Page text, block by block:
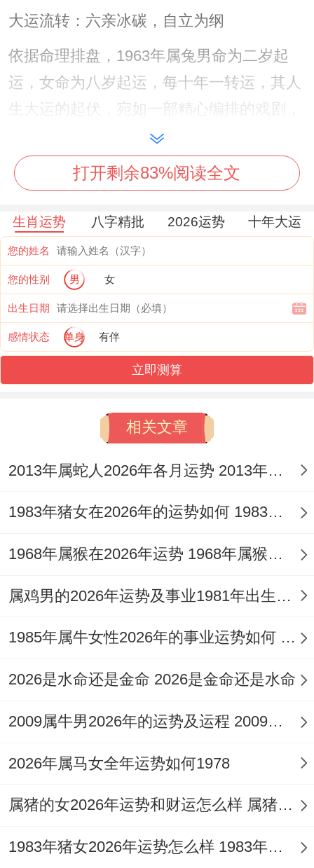
大运流转：六亲冰碳，自立为纲
依据命理排盘，1963年属兔男命为二岁起
运，女命为八岁起运，每十年一转运，其人
生大运的起伏，宛如一部精心编排的戏剧，
充斥了关键的转折点。
早年行运，若逢「比劫」旺盛之运，则兄弟
事，正所谓「六亲冰碳」，需早早培养自立
自主之精神。
中年时期，步入「财官」大运，此为人生发
力之黄金阶段，事业上机遇与压力并存，财
星透出，但亦需防「财多身弱」不胜其负，
或「伤官见官」引来是非官非。
晚辈福荫，生活恬淡，精神世界丰盈；若行
之失作用清誉。
通观全局，其一生财运与事业成就，极大程
度上取决于中年大运能否补足命局所缺之
与与谐。
2026年健康运势详细分析
构成「破太岁」之局，太岁午火与生肖卯木
存在「卯午相破」的关系，这是一种隐性
天干丙火为阳火，猛烈如太阳，直接冲克命
打开剩余83%阅读全文
生肖运势 八字精批 2026运势 十年大运
您的姓名
您的性别 男 女
出生日期
感情状态 单身 有伴
立即测算
相关文章
2013年属蛇人2026年各月运势 2013年属蛇人2026年学业如何
1983年猪女在2026年的运势如何 1983年猪女在2026年的每月的运势
1968年属猴在2026年运势 1968年属猴在2026年怎么样
属鸡男的2026年运势及事业1981年出生好吗 属鸡男的2026年运势和财运怎么样
1985年属牛女性2026年的事业运势如何 1985年属牛女的全年运势及运程
2026是水命还是金命 2026是金命还是水命
2009属牛男2026年的运势及运程 2009属牛男2026年学业前程
2026年属马女全年运势如何1978
属猪的女2026年运势和财运怎么样 属猪女2026年运势
1983年猪女2026年运势怎么样 1983年猪女的命运如何